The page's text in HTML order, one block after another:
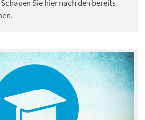
Sie hier nach den bereits